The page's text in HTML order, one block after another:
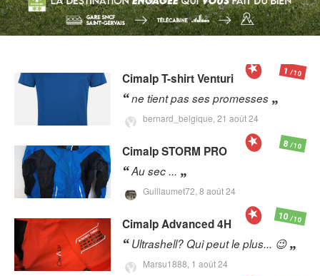
CimalpT-shirt Venturi
ne tient pas ses promesses
bernard_belgique, 21 août 24
1/10
CimalpSTORM PRO
Au sec ...
Guillaumet72, 8 août 24
8/10
CimalpAdvanced 4H
Ultrashell? Qui peut le plus... 😉
Marsu1888, 1 août 24
10/10